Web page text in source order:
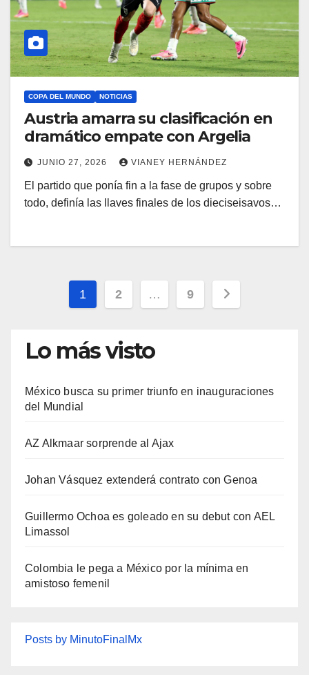
COPA DEL MUNDO NOTICIAS
Austria amarra su clasificación en
dramático empate con Argelia
JUNIO 27, 2026 VIANEY HERNÁNDEZ
El partido que ponía fin a la fase de grupos y sobre
todo, definía las llaves finales de los dieciseisavos…
Paginación
entradas
1 2 … 9
Lo más visto
México busca su primer triunfo en inauguraciones
del Mundial
AZ Alkmaar sorprende al Ajax
Johan Vásquez extenderá contrato con Genoa
Guillermo Ochoa es goleado en su debut con AEL
Limassol
Colombia le pega a México por la mínima en
amistoso femenil
Posts by MinutoFinalMx